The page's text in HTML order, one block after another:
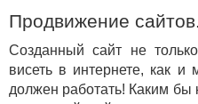
Продвижение сайтов.
Созданный сайт не
висеть в интернете, как
должен работать! Каким